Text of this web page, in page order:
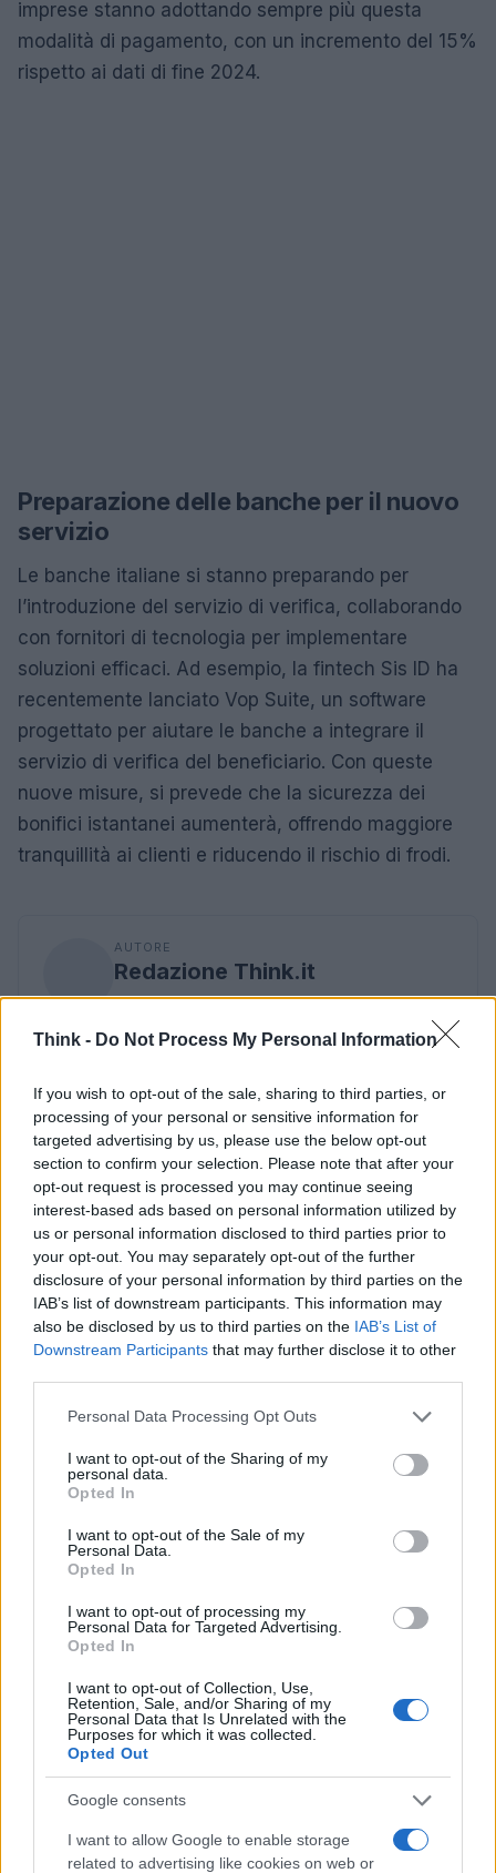
Think - Do Not Process My Personal Information
If you wish to opt-out of the sale, sharing to third parties, or
processing of your personal or sensitive information for
targeted advertising by us, please use the below opt-out
section to confirm your selection. Please note that after your
opt-out request is processed you may continue seeing
interest-based ads based on personal information utilized by
us or personal information disclosed to third parties prior to
your opt-out. You may separately opt-out of the further
disclosure of your personal information by third parties on the
IAB’s list of downstream participants. This information may
also be disclosed by us to third parties on the IAB’s List of
Downstream Participants that may further disclose it to other
Please note that this website/app uses one or more Google
not limited to your visit or usage behaviour. You may click to
grant or deny consent to Google and its third-party tags to
use your data for below specified purposes in below Google
consent section.
Personal Data Processing Opt Outs
I want to opt-out of the Sharing of my
personal data.
Opted In
I want to opt-out of the Sale of my
Personal Data.
Opted In
I want to opt-out of processing my
Personal Data for Targeted Advertising.
Opted In
I want to opt-out of Collection, Use,
Retention, Sale, and/or Sharing of my
Personal Data that Is Unrelated with the
Purposes for which it was collected.
Opted Out
Google consents
I want to allow Google to enable storage
related to advertising like cookies on web or
imprese stanno adottando sempre più questa
modalità di pagamento, con un incremento del 15%
rispetto ai dati di fine 2024.
Preparazione delle banche per il nuovo
servizio
Le banche italiane si stanno preparando per
l’introduzione del servizio di verifica, collaborando
con fornitori di tecnologia per implementare
soluzioni efficaci. Ad esempio, la fintech Sis ID ha
recentemente lanciato Vop Suite, un software
progettato per aiutare le banche a integrare il
servizio di verifica del beneficiario. Con queste
nuove misure, si prevede che la sicurezza dei
bonifici istantanei aumenterà, offrendo maggiore
tranquillità ai clienti e riducendo il rischio di frodi.
AUTORE
Redazione Think.it
Continua a leggere